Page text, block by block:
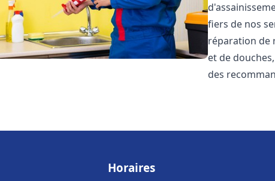
fiers de nos
réparation de
et de
des
Horaires